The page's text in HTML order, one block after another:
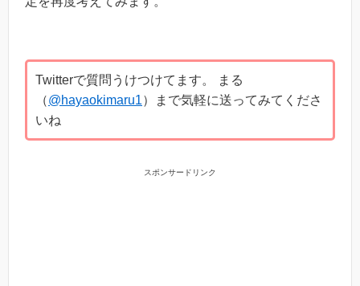
Twitterで質問うけつけてます。 まる
（@hayaokimaru1）まで気軽に送ってみてくださ
いね
スポンサードリンク